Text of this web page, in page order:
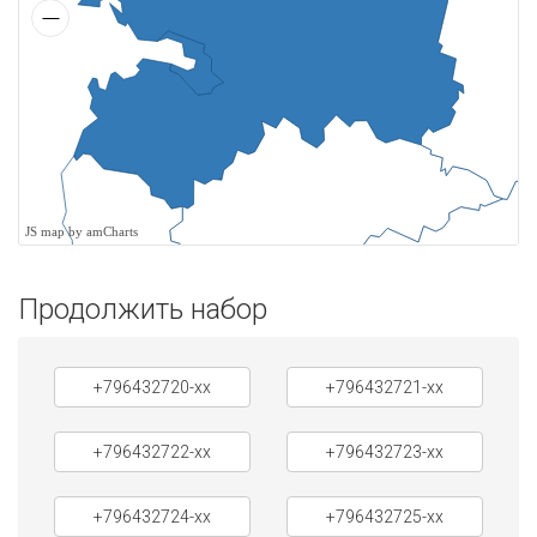
JS map by amCharts
Продолжить набор
+796432720-xx +796432721-xx
+796432722-xx +796432723-xx
+796432724-xx +796432725-xx